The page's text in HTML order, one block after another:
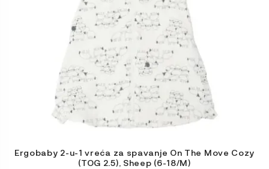
Ergobaby 2-u-1 vreća za spavanje On The Move Cozy
(TOG 2.5), Sheep (6-18/M)